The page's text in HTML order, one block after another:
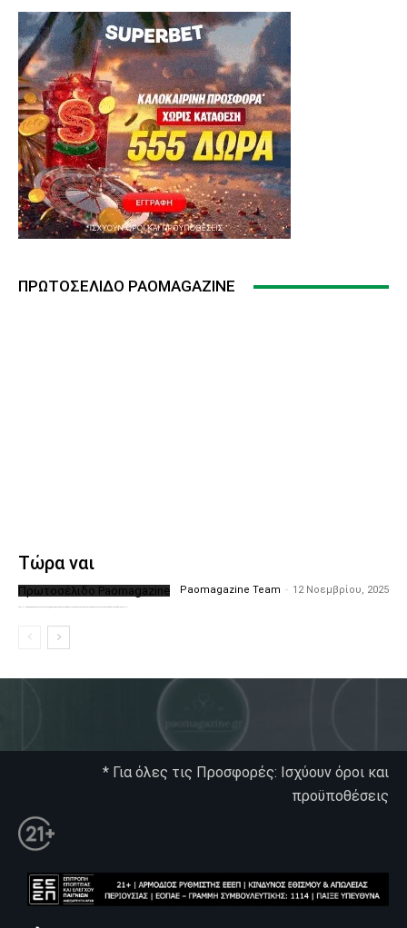
ΠΡΩΤΟΣΈΛΙΔΟ PAOMAGAZINE
Τώρα ναι
Πρωτοσέλιδο Paomagazine Paomagazine Team - 12 Νοεμβρίου, 2025
* Για όλες τις Προσφορές: Ισχύουν όροι και
προϋποθέσεις